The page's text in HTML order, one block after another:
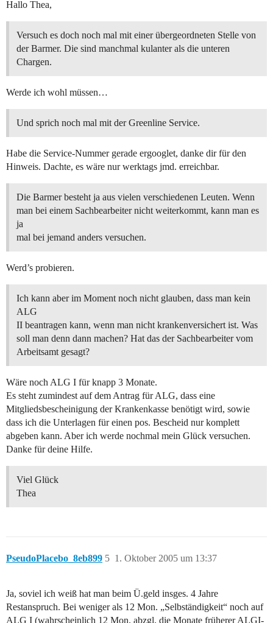
Hallo Thea,
Versuch es doch noch mal mit einer übergeordneten Stelle von
der Barmer. Die sind manchmal kulanter als die unteren
Chargen.
Werde ich wohl müssen…
Und sprich noch mal mit der Greenline Service.
Habe die Service-Nummer gerade ergooglet, danke dir für den
Hinweis. Dachte, es wäre nur werktags jmd. erreichbar.
Die Barmer besteht ja aus vielen verschiedenen Leuten. Wenn
man bei einem Sachbearbeiter nicht weiterkommt, kann man es
ja
mal bei jemand anders versuchen.
Werd’s probieren.
Ich kann aber im Moment noch nicht glauben, dass man kein
ALG
II beantragen kann, wenn man nicht krankenversichert ist. Was
soll man denn dann machen? Hat das der Sachbearbeiter vom
Arbeitsamt gesagt?
Wäre noch ALG I für knapp 3 Monate.
Es steht zumindest auf dem Antrag für ALG, dass eine
Mitgliedsbescheinigung der Krankenkasse benötigt wird, sowie
dass ich die Unterlagen für einen pos. Bescheid nur komplett
abgeben kann. Aber ich werde nochmal mein Glück versuchen.
Danke für deine Hilfe.
Viel Glück
Thea
PseudoPlacebo_8eb899 1. Oktober 2005 um 13:37
5
Ja, soviel ich weiß hat man beim Ü.geld insges. 4 Jahre
Restanspruch. Bei weniger als 12 Mon. „Selbständigkeit“ noch auf
ALG I (wahrscheinlich 12 Mon. abzgl. die Monate früherer ALGI-